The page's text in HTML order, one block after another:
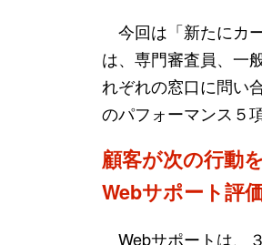
今回は「新たにカ
は、専門審査員、一
れぞれの窓口に問い
のパフォーマンス５
顧客が次の行動
Webサポート評
Webサポートは、